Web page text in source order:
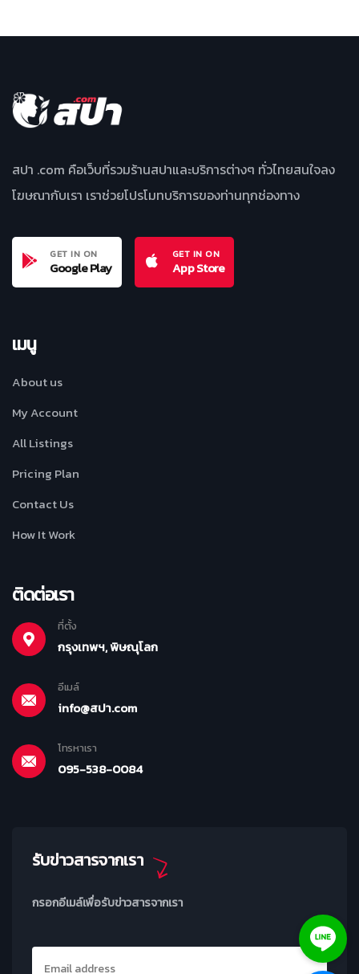
สปา .com คือเว็บที่รวมร้านสปาและบริการต่างๆ ทั่วไทยสนใจลง
โฆษณากับเรา เราช่วยโปรโมทบริการของท่านทุกช่องทาง
GET IN ON
Google Play
GET IN ON
App Store
เมนู
About us
My Account
All Listings
Pricing Plan
Contact Us
How It Work
ติดต่อเรา
ที่ตั้ง
กรุงเทพฯ, พิษณุโลก
อีเมล์
info@สปา.com
โทรหาเรา
095-538-0084
รับข่าวสารจากเรา
กรอกอีเมล์เพื่อรับข่าวสารจากเรา